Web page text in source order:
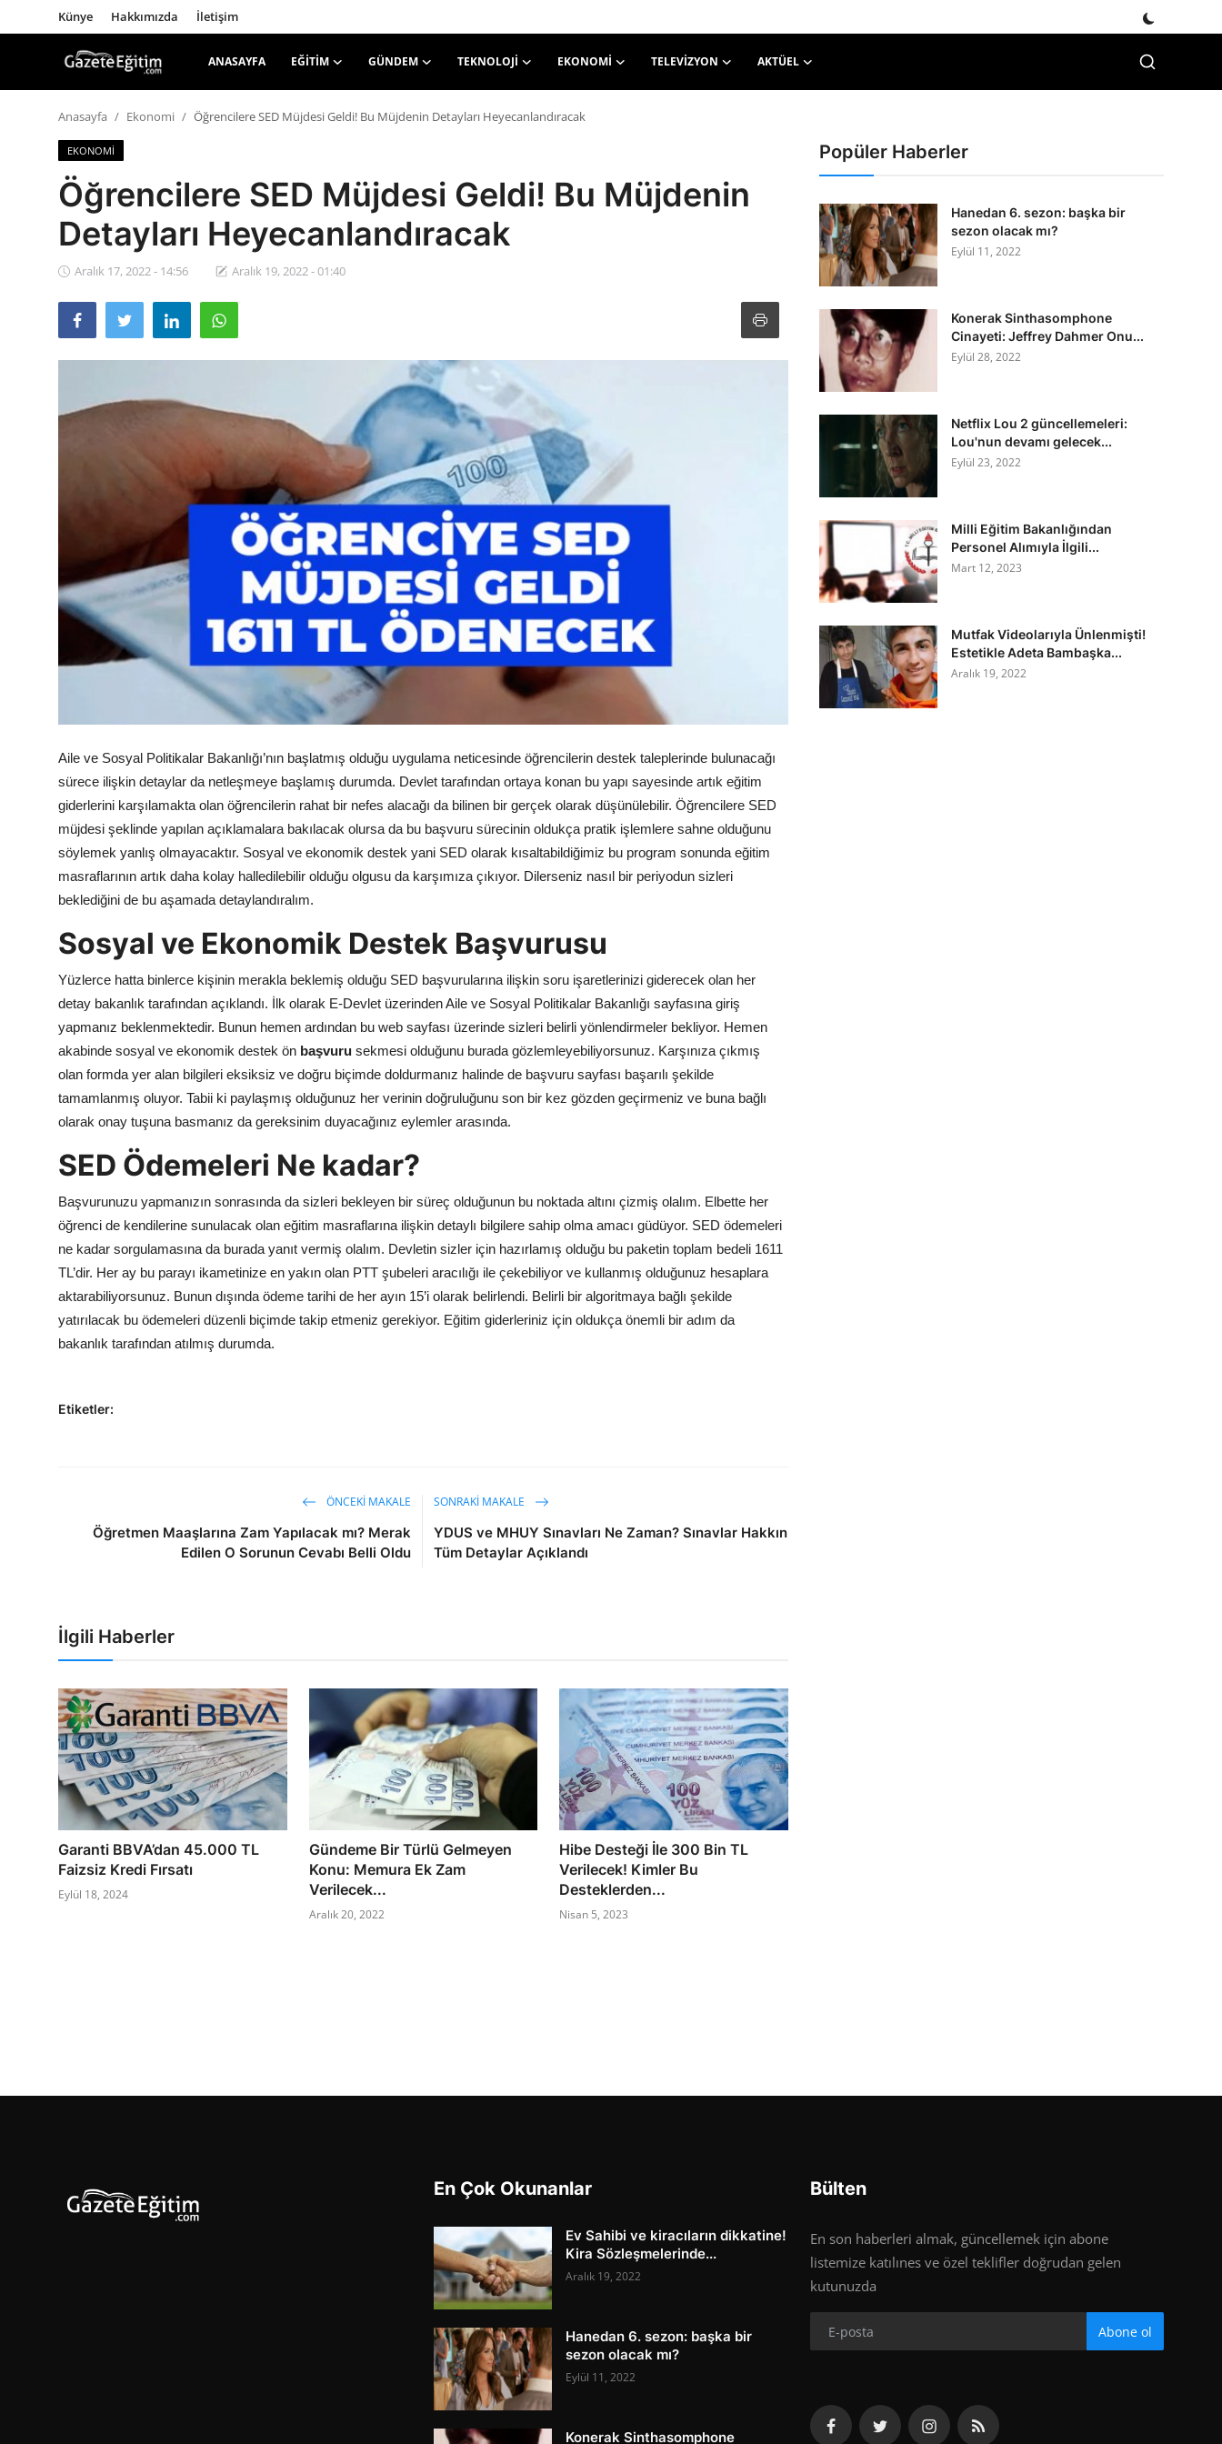
Künye Hakkımızda İletişim
ANASAYFA EĞITIM GÜNDEM TEKNOLOJI EKONOMI TELEVIZYON AKTÜEL
Anasayfa
Hakkımızda
Teknoloji
Anasayfa Ekonomi Öğrencilere SED Müjdesi Geldi! Bu Müjdenin Detayları Heyecanlandıracak
EKONOMI
Öğrencilere SED Müjdesi Geldi! Bu Müjdenin
Detayları Heyecanlandıracak
Aralık 17, 2022 - 14:56 Aralık 19, 2022 - 01:40
Aile ve Sosyal Politikalar Bakanlığı’nın başlatmış olduğu uygulama neticesinde öğrencilerin destek taleplerinde bulunacağı
sürece ilişkin detaylar da netleşmeye başlamış durumda. Devlet tarafından ortaya konan bu yapı sayesinde artık eğitim
giderlerini karşılamakta olan öğrencilerin rahat bir nefes alacağı da bilinen bir gerçek olarak düşünülebilir. Öğrencilere SED
müjdesi şeklinde yapılan açıklamalara bakılacak olursa da bu başvuru sürecinin oldukça pratik işlemlere sahne olduğunu
söylemek yanlış olmayacaktır. Sosyal ve ekonomik destek yani SED olarak kısaltabildiğimiz bu program sonunda eğitim
masraflarının artık daha kolay halledilebilir olduğu olgusu da karşımıza çıkıyor. Dilerseniz nasıl bir periyodun sizleri
beklediğini de bu aşamada detaylandıralım.
Sosyal ve Ekonomik Destek Başvurusu
Yüzlerce hatta binlerce kişinin merakla beklemiş olduğu SED başvurularına ilişkin soru işaretlerinizi giderecek olan her
detay bakanlık tarafından açıklandı. İlk olarak E-Devlet üzerinden Aile ve Sosyal Politikalar Bakanlığı sayfasına giriş
yapmanız beklenmektedir. Bunun hemen ardından bu web sayfası üzerinde sizleri belirli yönlendirmeler bekliyor. Hemen
akabinde sosyal ve ekonomik destek ön başvuru sekmesi olduğunu burada gözlemleyebiliyorsunuz. Karşınıza çıkmış
olan formda yer alan bilgileri eksiksiz ve doğru biçimde doldurmanız halinde de başvuru sayfası başarılı şekilde
tamamlanmış oluyor. Tabii ki paylaşmış olduğunuz her verinin doğruluğunu son bir kez gözden geçirmeniz ve buna bağlı
olarak onay tuşuna basmanız da gereksinim duyacağınız eylemler arasında.
SED Ödemeleri Ne kadar?
Başvurunuzu yapmanızın sonrasında da sizleri bekleyen bir süreç olduğunun bu noktada altını çizmiş olalım. Elbette her
öğrenci de kendilerine sunulacak olan eğitim masraflarına ilişkin detaylı bilgilere sahip olma amacı güdüyor. SED ödemeleri
ne kadar sorgulamasına da burada yanıt vermiş olalım. Devletin sizler için hazırlamış olduğu bu paketin toplam bedeli 1611
TL’dir. Her ay bu parayı ikametinize en yakın olan PTT şubeleri aracılığı ile çekebiliyor ve kullanmış olduğunuz hesaplara
aktarabiliyorsunuz. Bunun dışında ödeme tarihi de her ayın 15’i olarak belirlendi. Belirli bir algoritmaya bağlı şekilde
yatırılacak bu ödemeleri düzenli biçimde takip etmeniz gerekiyor. Eğitim giderleriniz için oldukça önemli bir adım da
bakanlık tarafından atılmış durumda.
Etiketler:
ÖNCEKI MAKALE
Öğretmen Maaşlarına Zam Yapılacak mı? Merak
Edilen O Sorunun Cevabı Belli Oldu
SONRAKI MAKALE
YDUS ve MHUY Sınavları Ne Zaman? Sınavlar Hakkın
Tüm Detaylar Açıklandı
İlgili Haberler
Garanti BBVA’dan 45.000 TL
Faizsiz Kredi Fırsatı
Eylül 18, 2024
Gündeme Bir Türlü Gelmeyen
Konu: Memura Ek Zam
Verilecek...
Aralık 20, 2022
Hibe Desteği İle 300 Bin TL
Verilecek! Kimler Bu
Desteklerden...
Nisan 5, 2023
Popüler Haberler
Hanedan 6. sezon: başka bir
sezon olacak mı?
Eylül 11, 2022
Konerak Sinthasomphone
Cinayeti: Jeffrey Dahmer Onu...
Eylül 28, 2022
Netflix Lou 2 güncellemeleri:
Lou'nun devamı gelecek...
Eylül 23, 2022
Milli Eğitim Bakanlığından
Personel Alımıyla İlgili...
Mart 12, 2023
Mutfak Videolarıyla Ünlenmişti!
Estetikle Adeta Bambaşka...
Aralık 19, 2022
En Çok Okunanlar
Ev Sahibi ve kiracıların dikkatine!
Kira Sözleşmelerinde...
Aralık 19, 2022
Hanedan 6. sezon: başka bir
sezon olacak mı?
Eylül 11, 2022
Konerak Sinthasomphone
Bülten
En son haberleri almak, güncellemek için abone
listemize katılınes ve özel teklifler doğrudan gelen
kutunuzda
Abone ol